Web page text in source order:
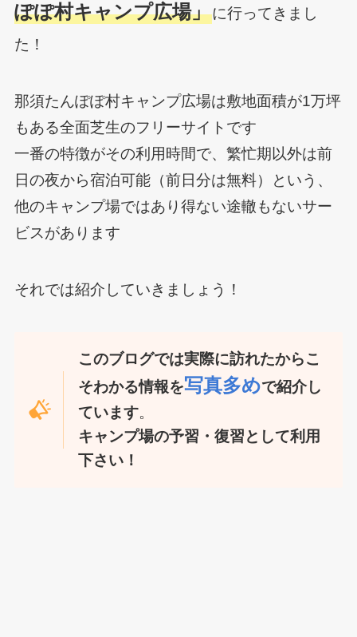
ぽぽ村キャンプ広場」に行ってきまし
た！
那須たんぽぽ村キャンプ広場は敷地面積が1万坪
もある全面芝生のフリーサイトです
一番の特徴がその利用時間で、繁忙期以外は前
日の夜から宿泊可能（前日分は無料）という、
他のキャンプ場ではあり得ない途轍もないサー
ビスがあります
それでは紹介していきましょう！
このブログでは実際に訪れたからこ
そわかる情報を写真多めで紹介し
ています。
キャンプ場の予習・復習として利用
下さい！